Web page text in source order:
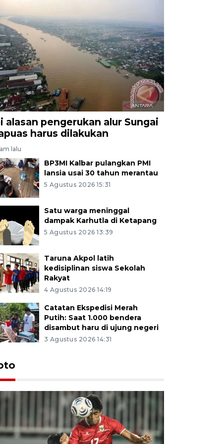
alasan pengerukan alur Sungai
harus dilakukan
lalu
BP3MI Kalbar pulangkan PMI
lansia usai 30 tahun merantau
5 Agustus 2026 15:31
Satu warga meninggal
dampak Karhutla di Ketapang
5 Agustus 2026 13:39
Taruna Akpol latih
kedisiplinan siswa Sekolah
Rakyat
4 Agustus 2026 14:19
Catatan Ekspedisi Merah
Putih: Saat 1.000 bendera
disambut haru di ujung negeri
3 Agustus 2026 14:31